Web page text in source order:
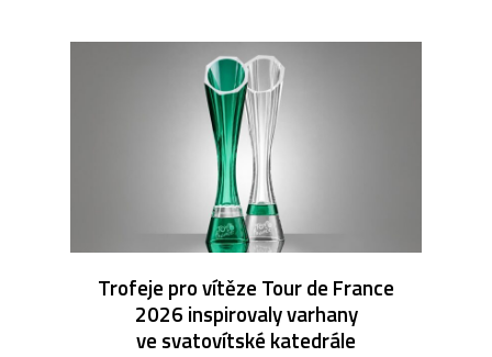
Trofeje pro vítěze Tour de France
2026 inspirovaly varhany
ve svatovítské katedrále